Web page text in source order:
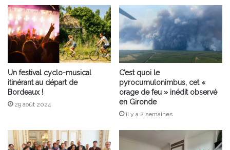
Un festival cyclo-musical
itinérant au départ de
Bordeaux !
29 août 2024
C’est quoi le
pyrocumulonimbus, cet «
orage de feu » inédit observé
en Gironde
il y a 2 semaines